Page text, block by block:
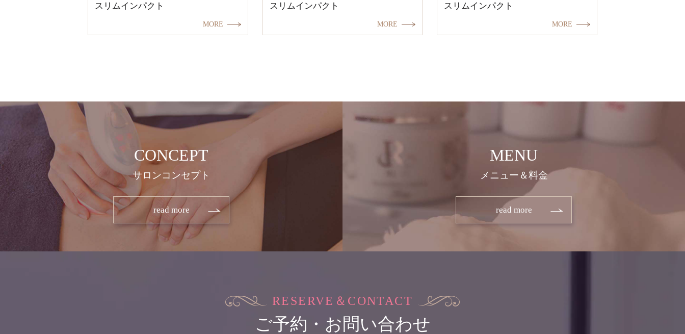
スリムインパクト スリムインパクト スリムインパクト
CONCEPT
サロンコンセプト
read more
MENU
メニュー＆料金
read more
RESERVE＆CONTACT
ご予約・お問い合わせ